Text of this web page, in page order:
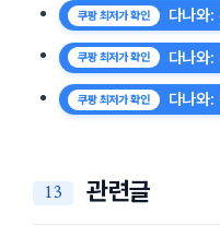
다나와:
다나와:
다나와:
관련글